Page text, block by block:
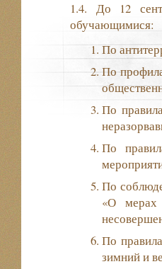
1.4. До 12
обучающимися:
По
По
По
По
По
«О мерах
По
зимний и